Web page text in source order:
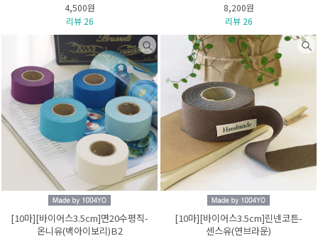
4,500원
리뷰 26
8,200원
리뷰 26
[10마][바이어스3.5cm]면20수평직-
온니유(백아이보리)B2
[10마][바이어스3.5cm]린넨코튼-
센스유(연브라운)